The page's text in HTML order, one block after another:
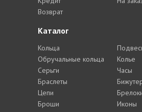
Каталог
Кольца
Обручальные кольца
Серьги
Браслеты
Цепи
Броши
Колье
Часы
Иконы
Возврат